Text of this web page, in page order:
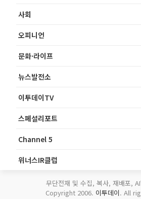
사회
오피니언
문화·라이프
뉴스발전소
이투데이TV
스페셜리포트
Channel 5
위너스IR클럽
무단전재 및 수집, 복사, 재배포,
Copyright 2006. 이투데이. All